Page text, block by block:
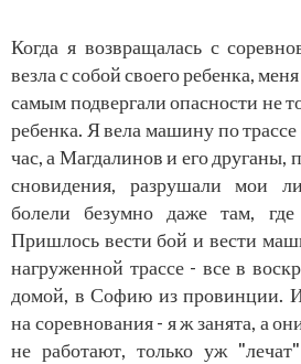
Когда я возвращалась с
везла с собой своего ребенка,
самым подвергали опасности не
ребенка. Я вела машину по
час, а Магдалинов и его друганы,
сновидения, разрушали мои
болели безумно даже там,
Пришлось вести бой и вести
нагруженной трассе - все в
домой, в Софию из провинции.
на соревнования - я ж занята, а
не работают, только уж